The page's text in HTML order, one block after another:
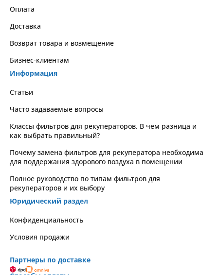
Оплата
Доставка
Возврат товара и возмещение
Бизнес-клиентам
Информация
Статьи
Часто задаваемые вопросы
Классы фильтров для рекуператоров. В чем разница и
как выбрать правильный?
Почему замена фильтров для рекуператора необходима
для поддержания здорового воздуха в помещении
Полное руководство по типам фильтров для
рекуператоров и их выбору
Юридический раздел
Kонфиденциальность
Условия продажи
Партнеры по доставке